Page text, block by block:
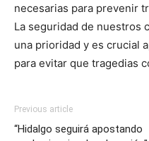
necesarias para prevenir
La seguridad de nuestros
una prioridad y es crucial
para evitar que tragedias
Previous article
“Hidalgo seguirá apostando